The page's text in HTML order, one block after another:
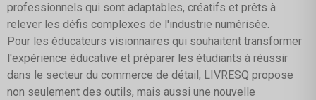
professionnels qui sont adaptables, créatifs et prêts à
relever les défis complexes de l'industrie numérisée.
Pour les éducateurs visionnaires qui souhaitent transformer
l'expérience éducative et préparer les étudiants à réussir
dans le secteur du commerce de détail, LIVRESQ propose
non seulement des outils, mais aussi une nouvelle